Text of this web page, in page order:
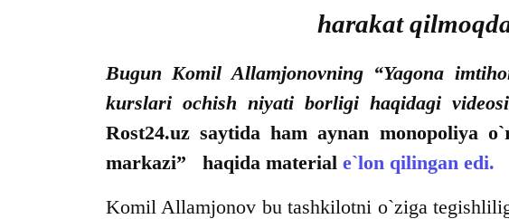
harakat
Bugun Komil Allamjonovning “Yagona
kurslari ochish niyati borligi haqidagi
Rost24.uz saytida ham aynan monopoliya
markazi” haqida material e`lon qilingan edi.
Komil Allamjonov bu tashkilotni o`ziga